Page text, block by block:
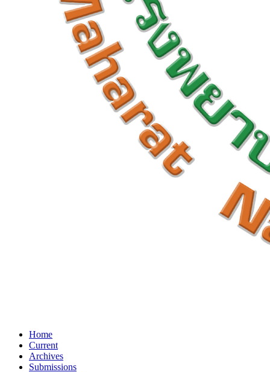
Home
Current
Archives
Submissions